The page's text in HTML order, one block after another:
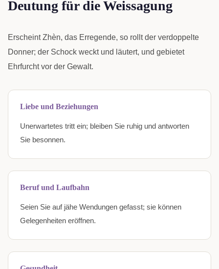
Deutung für die Weissagung
Erscheint Zhèn, das Erregende, so rollt der verdoppelte
Donner; der Schock weckt und läutert, und gebietet
Ehrfurcht vor der Gewalt.
Liebe und Beziehungen
Unerwartetes tritt ein; bleiben Sie ruhig und antworten
Sie besonnen.
Beruf und Laufbahn
Seien Sie auf jähe Wendungen gefasst; sie können
Gelegenheiten eröffnen.